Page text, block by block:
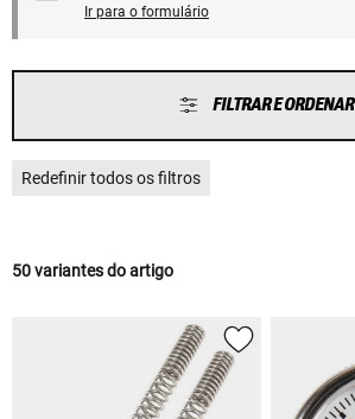
Ir para o formulário
FILTRAR E ORDENAR
Redefinir todos os filtros
50 variantes do artigo